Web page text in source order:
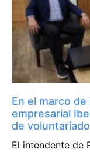
En el marco
empresarial
de
El intendente de